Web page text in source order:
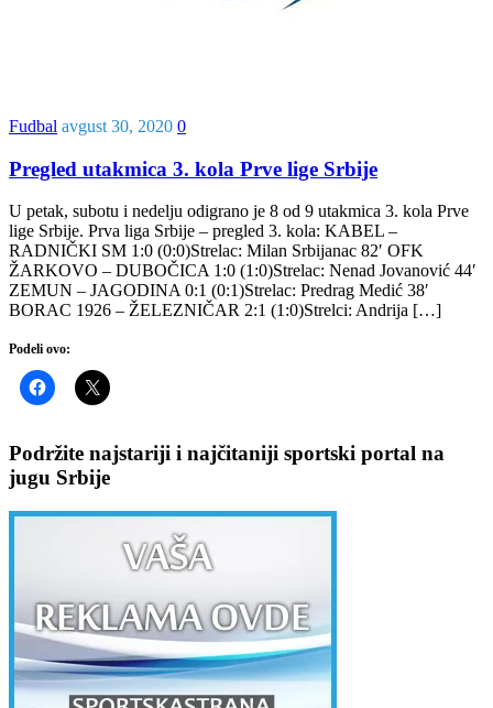
Fudbal avgust 30, 2020 0
Pregled utakmica 3. kola Prve lige Srbije
U petak, subotu i nedelju odigrano je 8 od 9 utakmica 3. kola Prve
lige Srbije. Prva liga Srbije – pregled 3. kola: KABEL –
RADNIČKI SM 1:0 (0:0)Strelac: Milan Srbijanac 82′ OFK
ŽARKOVO – DUBOČICA 1:0 (1:0)Strelac: Nenad Jovanović 44′
ZEMUN – JAGODINA 0:1 (0:1)Strelac: Predrag Medić 38′
BORAC 1926 – ŽELEZNIČAR 2:1 (1:0)Strelci: Andrija […]
Podeli ovo:
Podržite najstariji i najčitaniji sportski portal na
jugu Srbije